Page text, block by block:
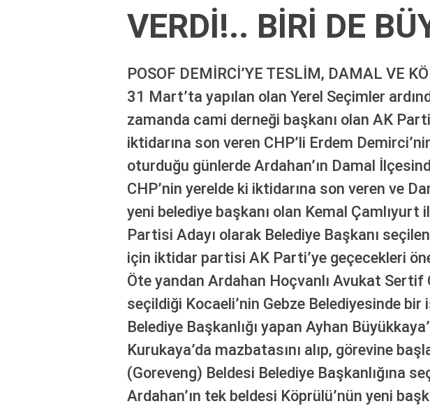
VERDİ!.. BİRİ DE
POSOF DEMİRCİ’YE TESLİM, DAMAL VE
31 Mart’ta yapılan olan Yerel Seçimler
zamanda cami derneği başkanı olan AK
iktidarına son veren CHP’li Erdem
oturduğu günlerde Ardahan’ın Damal
CHP’nin yerelde ki iktidarına son veren ve
yeni belediye başkanı olan Kemal Çamlıyurt
Partisi Adayı olarak Belediye Başkanı
için iktidar partisi AK Parti’ye geçecekleri
Öte yandan Ardahan Hoçvanlı Avukat Sertif
seçildiği Kocaeli’nin Gebze Belediyesinde
Belediye Başkanlığı yapan Ayhan
Kurukaya’da mazbatasını alıp, görevine
(Goreveng) Beldesi Belediye Başkanlığına
Ardahan’ın tek beldesi Köprülü’nün yeni